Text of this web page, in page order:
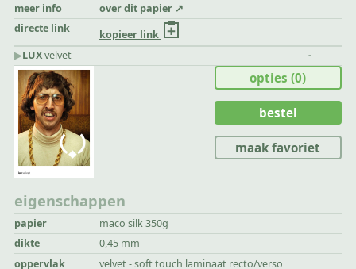
meer info
over dit papier
directe link
kopieer link
▶︎LUXvelvet -
eigenschappen
papier
maco silk 350g
dikte
0,45 mm
oppervlak
velvet - soft touch laminaat recto/verso
opties(0)
bestel
maak favoriet